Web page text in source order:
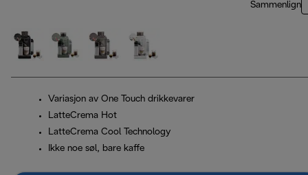
Sammenlign
Variasjon av One Touch drikkevarer
LatteCrema Hot
LatteCrema Cool Technology
Ikke noe søl, bare kaffe